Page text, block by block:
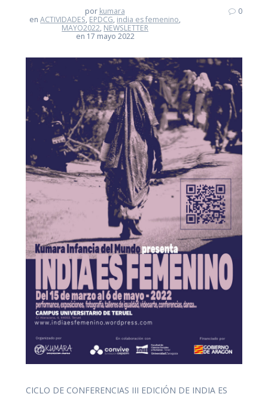
por kumara
enACTIVIDADES, EPDCG, india es femenino,
MAYO2022, NEWSLETTER
en 17 mayo 2022
0
CICLO DE CONFERENCIAS III EDICIÓN DE INDIA ES